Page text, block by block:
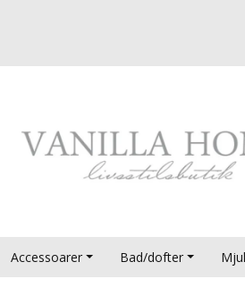
Accessoarer Bad/dofter